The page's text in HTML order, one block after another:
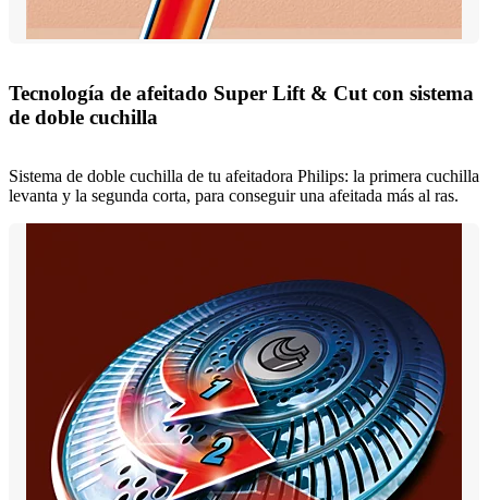
Tecnología de afeitado Super Lift & Cut con sistema
de doble cuchilla
Sistema de doble cuchilla de tu afeitadora Philips: la primera cuchilla
levanta y la segunda corta, para conseguir una afeitada más al ras.